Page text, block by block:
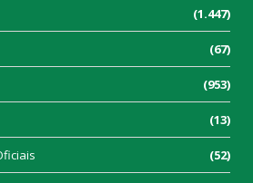
(1.447)
(67)
(953)
(13)
(52)